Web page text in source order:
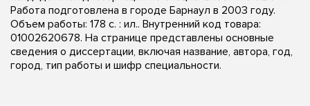
Работа подготовлена в городе Барнаул в 2003 году.
Объем работы: 178 с. : ил.. Внутренний код товара:
01002620678. На странице представлены основные
сведения о диссертации, включая название, автора, год,
город, тип работы и шифр специальности.